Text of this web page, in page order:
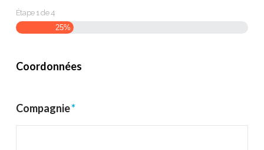
Étape 1de4
25%
Coordonnées
Compagnie*